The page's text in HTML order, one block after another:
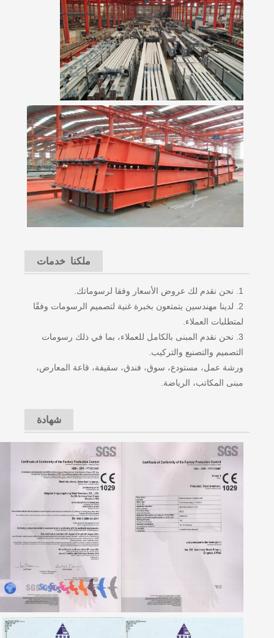
ملكنا خدمات
1. نحن نقدم لك عروض الأسعار وفقا لرسوماتك.
2. لدينا مهندسين يتمتعون بخبرة غنية لتصميم الرسومات وفقًا
لمتطلبات العملاء.
3. نحن نقدم المبنى بالكامل للعملاء، بما في ذلك رسومات
التصميم والتصنيع والتركيب.
ورشة عمل، مستودع، سوق، فندق، سقيفة، قاعة المعارض،
مبنى المكاتب، الرياضة.
شهادة